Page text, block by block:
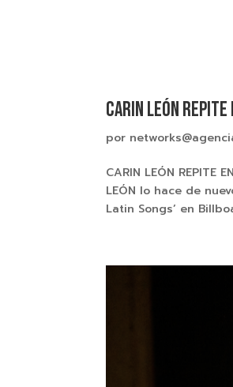
CARIN LEÓN REPITE
por
CARIN LEÓN REPITE
LEÓN lo hace de
Latin Songs’ en